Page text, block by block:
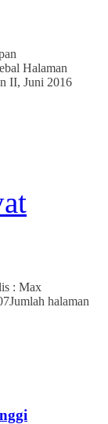
Halaman
Juni 2016
: Max
halaman